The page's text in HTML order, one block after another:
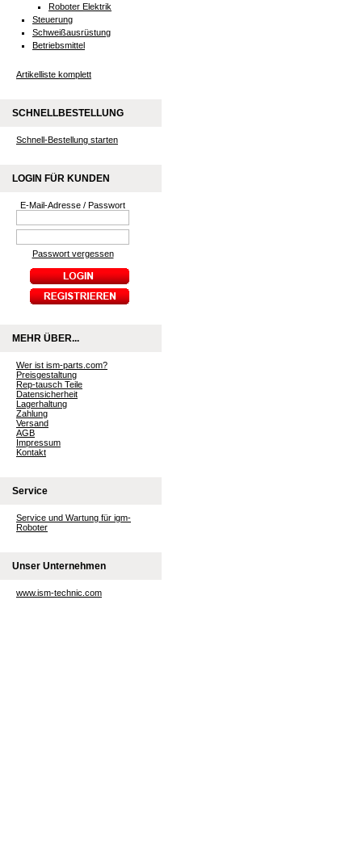
Roboter Elektrik
Steuerung
Schweißausrüstung
Betriebsmittel
Artikelliste komplett
SCHNELLBESTELLUNG
Schnell-Bestellung starten
LOGIN FÜR KUNDEN
E-Mail-Adresse / Passwort
Passwort vergessen
MEHR ÜBER...
Wer ist ism-parts.com?
Preisgestaltung
Rep-tausch Teile
Datensicherheit
Lagerhaltung
Zahlung
Versand
AGB
Impressum
Kontakt
Service
Service und Wartung für igm-
Roboter
Unser Unternehmen
www.ism-technic.com